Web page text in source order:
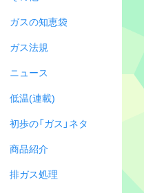
ガスの知恵袋
ガス法規
ニュース
低温(連載)
初歩の「ガス」ネタ
商品紹介
排ガス処理